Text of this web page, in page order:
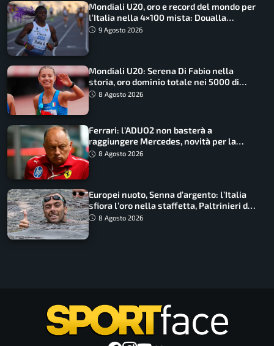
Mondiali U20, oro e record del mondo per
l’Italia nella 4×100 mista: Doualla
straordinaria
9 Agosto 2026
Mondiali U20: Serena Di Fabio nella
storia, oro dominio totale nei 5000 di
marcia
8 Agosto 2026
Ferrari: l’ADUO2 non basterà a
raggiungere Mercedes, novità per la
Macarena
8 Agosto 2026
Europei nuoto, Senna d’argento: l’Italia
sfiora l’oro nella staffetta, Paltrinieri da
urlo, il bilancio azzurro
8 Agosto 2026